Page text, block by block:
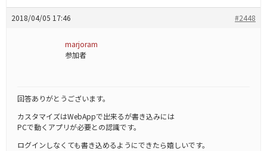
2018/04/05 17:46 #2448
marjoram
参加者
回答ありがとうございます。
カスタマイズはWebAppで出来るが書き込みには
PCで動くアプリが必要との認識です。
ログインしなくても書き込めるようにできたら嬉しいです。